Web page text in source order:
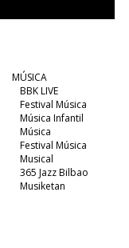
MÚSICA
BBK LIVE
Festival Música
Música Infantil
Música
Festival Música
Musical
365 Jazz Bilbao
Musiketan